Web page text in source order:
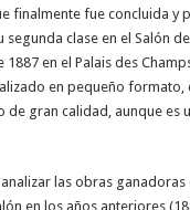
finalmente fue concluida y
segunda clase en el Salón
en el Palais des
en pequeño formato,
de gran calidad, aunque es
las obras
en los años anteriores